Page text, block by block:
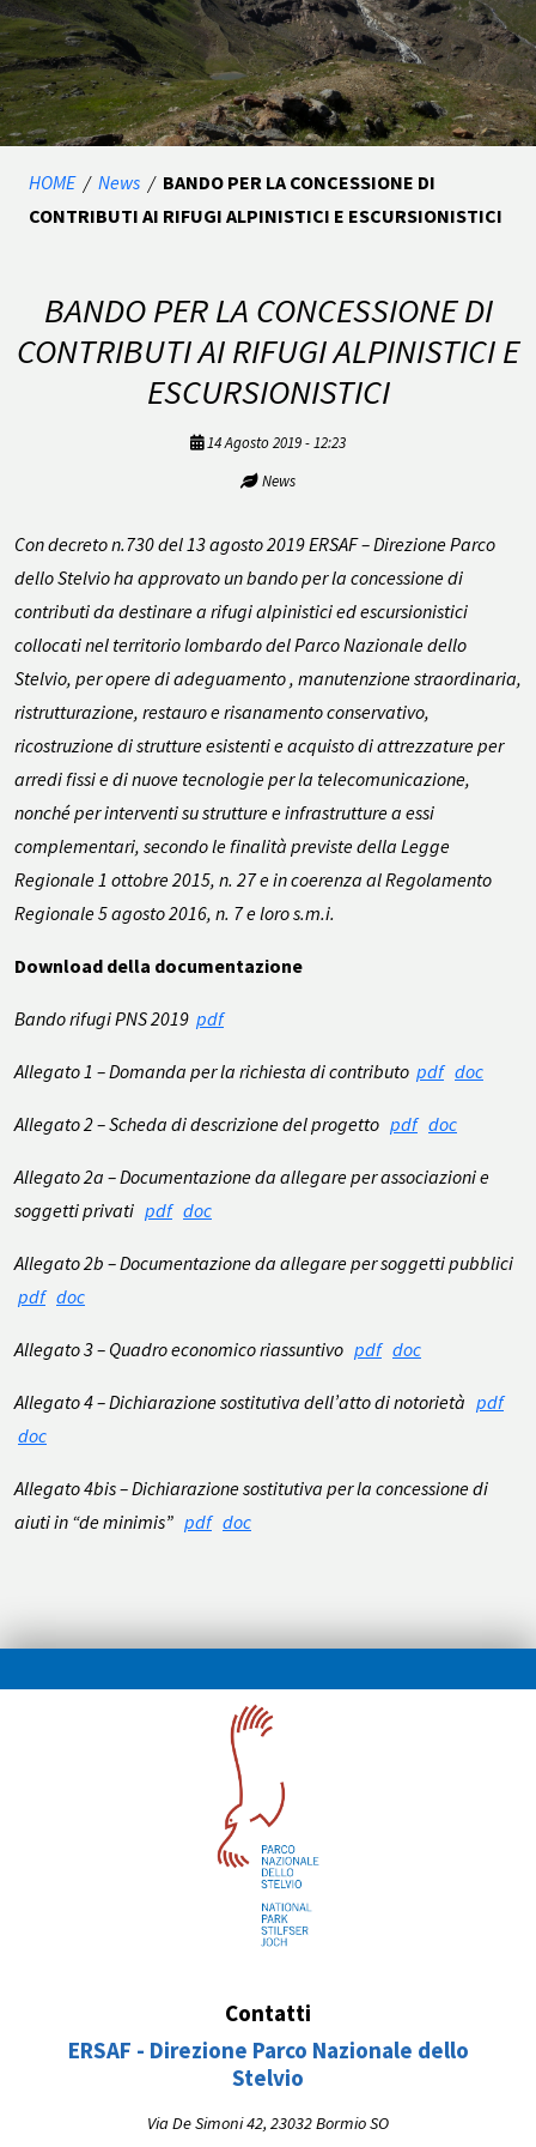
HOME / News / BANDO PER LA CONCESSIONE DI
CONTRIBUTI AI RIFUGI ALPINISTICI E ESCURSIONISTICI
BANDO PER LA CONCESSIONE DI
CONTRIBUTI AI RIFUGI ALPINISTICI E
ESCURSIONISTICI
14 Agosto 2019 - 12:23
News
Con decreto n.730 del 13 agosto 2019 ERSAF – Direzione Parco
dello Stelvio ha approvato un bando per la concessione di
contributi da destinare a rifugi alpinistici ed escursionistici
collocati nel territorio lombardo del Parco Nazionale dello
Stelvio, per opere di adeguamento , manutenzione straordinaria,
ristrutturazione, restauro e risanamento conservativo,
ricostruzione di strutture esistenti e acquisto di attrezzature per
arredi fissi e di nuove tecnologie per la telecomunicazione,
nonché per interventi su strutture e infrastrutture a essi
complementari, secondo le finalità previste della Legge
Regionale 1 ottobre 2015, n. 27 e in coerenza al Regolamento
Regionale 5 agosto 2016, n. 7 e loro s.m.i.
Download della documentazione
Bando rifugi PNS 2019 pdf
Allegato 1 – Domanda per la richiesta di contributo pdf doc
Allegato 2 – Scheda di descrizione del progetto pdf doc
Allegato 2a – Documentazione da allegare per associazioni e
soggetti privati pdf doc
Allegato 2b – Documentazione da allegare per soggetti pubblici
pdf doc
Allegato 3 – Quadro economico riassuntivo pdf doc
Allegato 4 – Dichiarazione sostitutiva dell’atto di notorietà pdf
doc
Allegato 4bis – Dichiarazione sostitutiva per la concessione di
aiuti in “de minimis” pdf doc
Contatti
ERSAF - Direzione Parco Nazionale dello
Stelvio
Via De Simoni 42, 23032 Bormio SO